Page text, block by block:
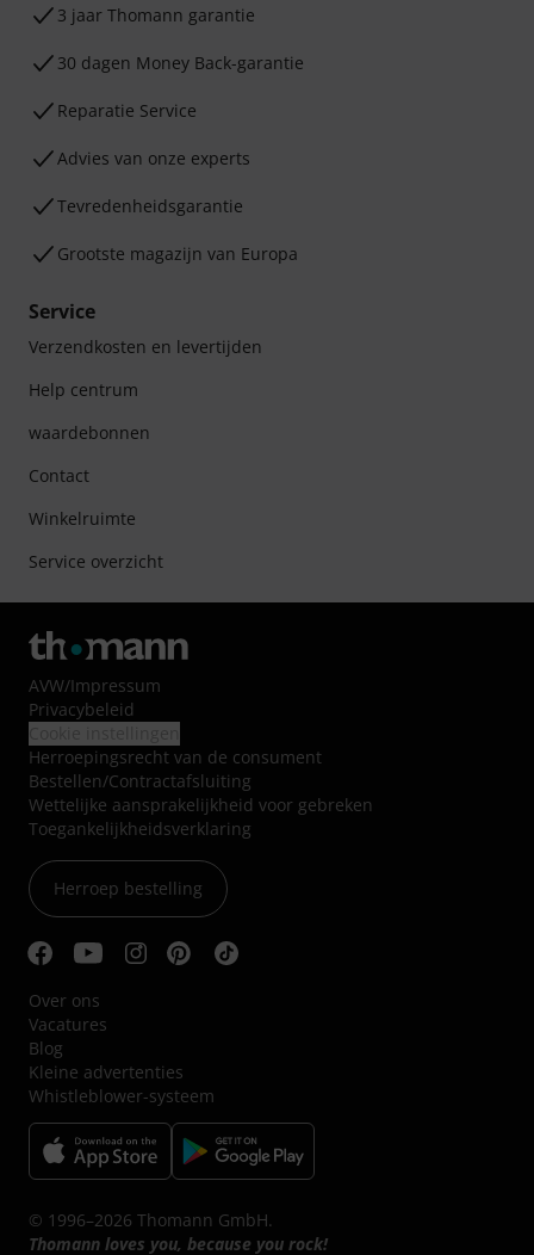
3 jaar Thomann garantie
30 dagen Money Back-garantie
Reparatie Service
Advies van onze experts
Tevredenheidsgarantie
Grootste magazijn van Europa
Service
Verzendkosten en levertijden
Help centrum
waardebonnen
Contact
Winkelruimte
Service overzicht
AVW/Impressum
Privacybeleid
Herroepingsrecht van de consument
Bestellen/Contractafsluiting
Wettelijke aansprakelijkheid voor gebreken
Toegankelijkheidsverklaring
Herroep bestelling
Over ons
Vacatures
Blog
Kleine advertenties
Whistleblower-systeem
© 1996–2026 Thomann GmbH.
Thomann loves you, because you rock!